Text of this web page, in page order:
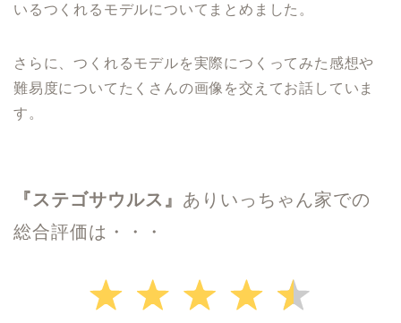
いるつくれるモデルについてまとめました。
さらに、つくれるモデルを実際につくってみた感想や
難易度についてたくさんの画像を交えてお話していま
す。
『ステゴサウルス 』 ありいっちゃん家での
総合評価は・・・